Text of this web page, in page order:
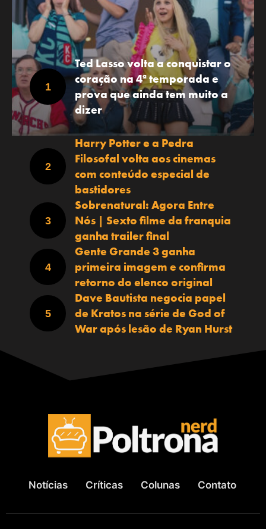
Ted Lasso volta a conquistar o
coração na 4ª temporada e
prova que ainda tem muito a
dizer
Harry Potter e a Pedra
Filosofal volta aos cinemas
com conteúdo especial de
bastidores
Sobrenatural: Agora Entre
Nós | Sexto filme da franquia
ganha trailer final
Gente Grande 3 ganha
primeira imagem e confirma
retorno do elenco original
Dave Bautista negocia papel
de Kratos na série de God of
War após lesão de Ryan Hurst
Notícias Críticas Colunas Contato